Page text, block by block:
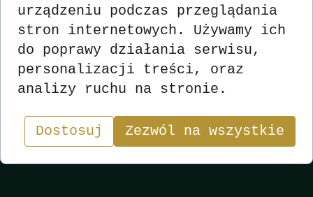
urządzeniu podczas przeglądania
stron internetowych. Używamy ich
do poprawy działania serwisu,
personalizacji treści, oraz
analizy ruchu na stronie.
Dostosuj Zezwól na wszystkie